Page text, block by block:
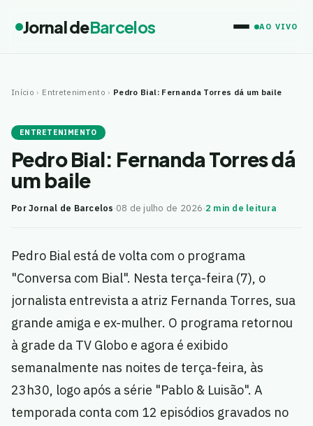
Jornal deBarcelos AO VIVO
Início › Entretenimento › Pedro Bial: Fernanda Torres dá um baile
ENTRETENIMENTO
Pedro Bial: Fernanda Torres dá
um baile
Por Jornal de Barcelos·08 de julho de 2026·2 min de leitura
Pedro Bial está de volta com o programa
"Conversa com Bial". Nesta terça-feira (7), o
jornalista entrevista a atriz Fernanda Torres, sua
grande amiga e ex-mulher. O programa retornou
à grade da TV Globo e agora é exibido
semanalmente nas noites de terça-feira, às
23h30, logo após a série "Pablo & Luisão". A
temporada conta com 12 episódios gravados no